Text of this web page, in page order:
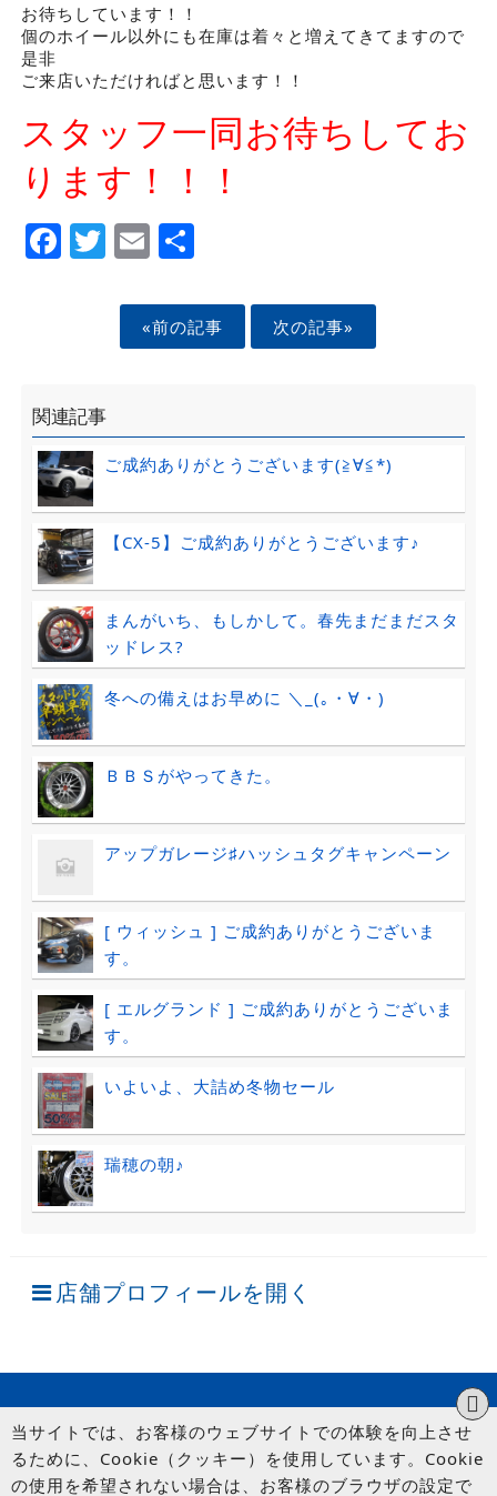
お待ちしています！！
個のホイール以外にも在庫は着々と増えてきてますので
是非
ご来店いただければと思います！！
スタッフ一同お待ちしてお
ります！！！
Facebook
Twitter
EmailShare
«前の記事 次の記事»
関連記事
ご成約ありがとうございます(≧∀≦*)
【CX-5】ご成約ありがとうございます♪
まんがいち、もしかして。春先まだまだスタ
ッドレス?
冬への備えはお早めに ＼_(｡・∀・)
ＢＢＳがやってきた。
アップガレージ♯ハッシュタグキャンペーン
[ ウィッシュ ] ご成約ありがとうございま
す。
[ エルグランド ] ご成約ありがとうございま
す。
いよいよ、大詰め冬物セール
瑞穂の朝♪
店舗プロフィールを開く
当サイトでは、お客様のウェブサイトでの体験を向上させ
るために、Cookie（クッキー）を使用しています。Cookie
の使用を希望されない場合は、お客様のブラウザの設定で